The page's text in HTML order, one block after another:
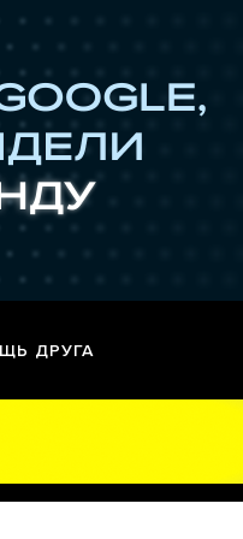
ДРУГА